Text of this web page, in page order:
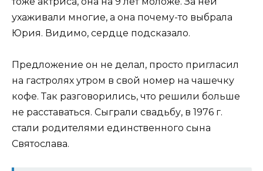
ухаживали многие, а она почему-то выбрала
Юрия. Видимо, сердце подсказало.
Предложение он не делал, просто пригласил
на гастролях утром в свой номер на чашечку
кофе. Так разговорились, что решили больше
не расставаться. Сыграли свадьбу, в 1976 г.
стали родителями единственного сына
Святослава.